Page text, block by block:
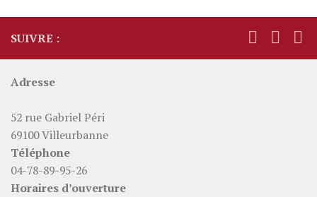
SUIVRE :
Adresse
52 rue Gabriel Péri
69100 Villeurbanne
Téléphone
04-78-89-95-26
Horaires d’ouverture